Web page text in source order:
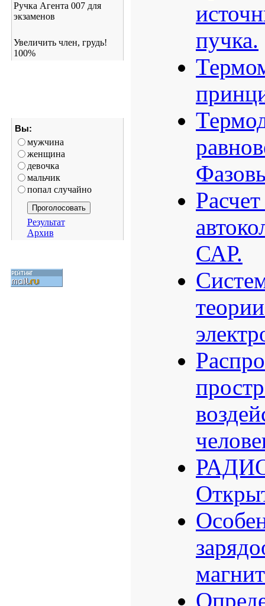
Ручка Агента 007 для
экзаменов
Увеличить член, грудь!
100%
Вы:
мужчина
женщина
девочка
мальчик
попал случайно
Результат
Архив
пучка.
САР.